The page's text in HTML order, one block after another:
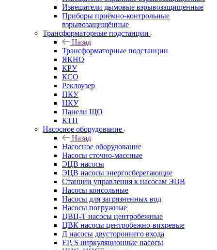
Извещатели дымовые взрывозащищенные
Приборы приёмно-контрольные
взрывозащищённые
Трансформаторные подстанции
Назад
Трансформаторные подстанции
ЯКНО
КРУ
КСО
Реклоузер
ПКУ
НКУ
Панели ЩО
КТП
Насосное оборудование
Назад
Насосное оборудование
Насосы сточно-массные
ЭЦВ насосы
ЭЦВ насосы энергосберегающие
Станции управления к насосам ЭЦВ
Насосы консольные
Насосы для загрязненных вод
Насосы погружные
ЦВЦ-Т насосы центробежные
ЦВК насосы центробежно-вихревые
Д насосы двустороннего входа
EP, S циркуляционные насосы